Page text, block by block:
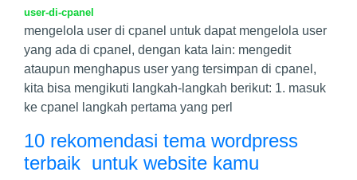
user-di-cpanel
mengelola user di cpanel untuk dapat mengelola user
yang ada di cpanel, dengan kata lain: mengedit
ataupun menghapus user yang tersimpan di cpanel,
kita bisa mengikuti langkah-langkah berikut: 1. masuk
ke cpanel langkah pertama yang perl
10 rekomendasi tema wordpress
terbaik untuk website kamu